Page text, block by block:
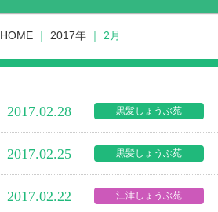
HOME ｜ 2017年 ｜ 2月
2017.02.28 黒髪しょうぶ苑
2017.02.25 黒髪しょうぶ苑
2017.02.22 江津しょうぶ苑